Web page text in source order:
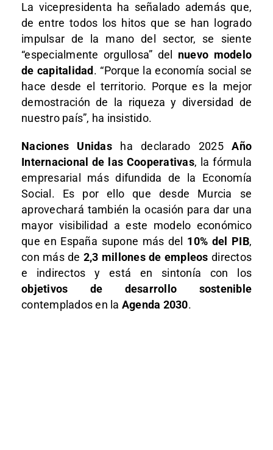
La vicepresidenta ha señalado además que,
de entre todos los hitos que se han logrado
impulsar de la mano del sector, se siente
“especialmente orgullosa” del nuevo modelo
de capitalidad . “Porque la economía social se
hace desde el territorio. Porque es la mejor
demostración de la riqueza y diversidad de
nuestro país”, ha insistido.
Naciones Unidasha declarado 2025Año
Internacional de las Cooperativas, la fórmula
empresarial más difundida de la Economía
Social. Es por ello que desde Murcia se
aprovechará también la ocasión para dar una
mayor visibilidad a este modelo económico
que en España supone más del 10% del PIB,
con más de 2,3 millones de empleos directos
e indirectos y está en sintonía con los
objetivos de desarrollo sostenible
contemplados en la Agenda 2030.